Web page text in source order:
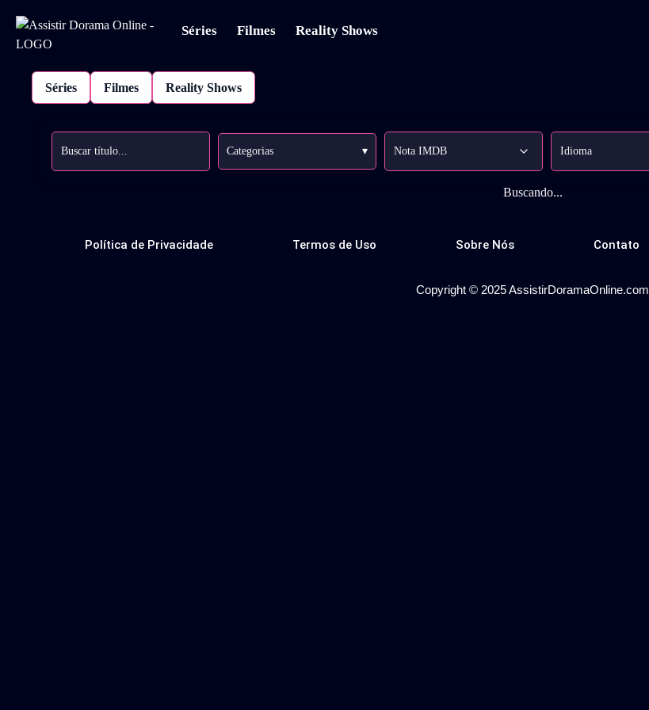
Séries Filmes Reality Shows
Séries Filmes Reality Shows
Categorias ▾
Buscando...
Política de Privacidade Termos de Uso Sobre Nós Contato
Copyright © 2025 AssistirDoramaOnline.com